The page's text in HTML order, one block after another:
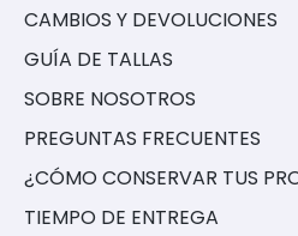
CAMBIOS Y DEVOLUCIONES
GUÍA DE TALLAS
SOBRE NOSOTROS
PREGUNTAS FRECUENTES
¿CÓMO CONSERVAR TUS
TIEMPO DE ENTREGA